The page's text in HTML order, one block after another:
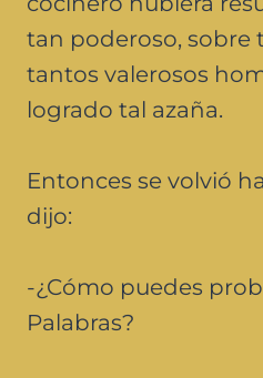
tan poderoso, sobre
tantos valerosos
logrado tal azaña.
Entonces se volvió
dijo:
-¿Cómo puedes
Palabras?